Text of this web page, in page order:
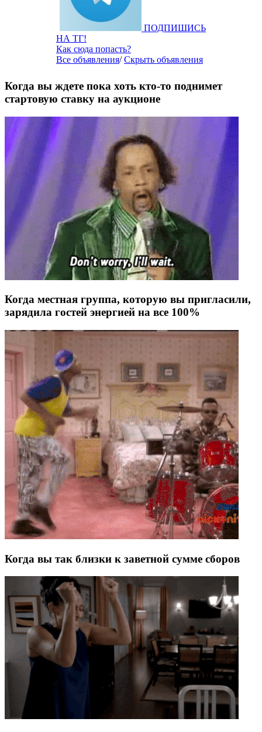
ПОДПИШИСЬ
НА ТГ!
Как сюда попасть?
Все объявления/Скрыть объявления
Когда вы ждете пока хоть кто-то поднимет
стартовую ставку на аукционе
Когда местная группа, которую вы пригласили,
зарядила гостей энергией на все 100%
Когда вы так близки к заветной сумме сборов